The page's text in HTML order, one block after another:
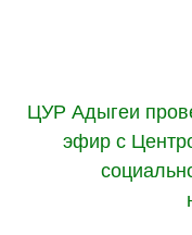
ЦУР Адыгеи
эфир с